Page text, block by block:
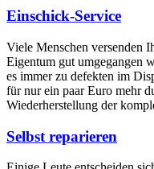
Einschick-Service
Viele Menschen versenden
Eigentum gut umgegangen
es immer zu defekten im
für nur ein paar Euro mehr
Wiederherstellung der
Selbst reparieren